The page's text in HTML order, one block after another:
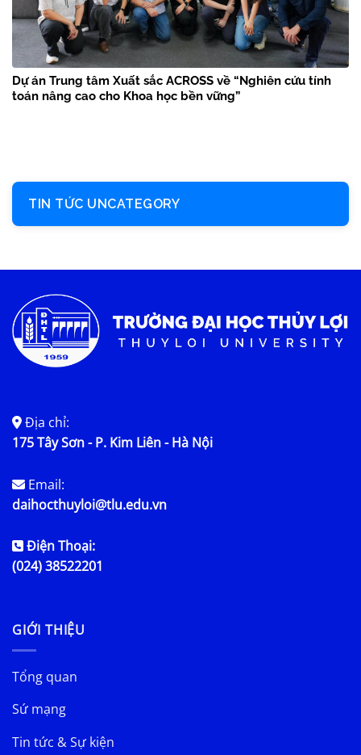
Dự án Trung tâm Xuất sắc ACROSS về “Nghiên cứu tính
toán nâng cao cho Khoa học bền vững”
TIN TỨC UNCATEGORY
Địa chỉ:
175 Tây Sơn - P. Kim Liên - Hà Nội
Email:
daihocthuyloi@tlu.edu.vn
Điện Thoại:
(024) 38522201
GIỚI THIỆU
Tổng quan
Sứ mạng
Tin tức & Sự kiện